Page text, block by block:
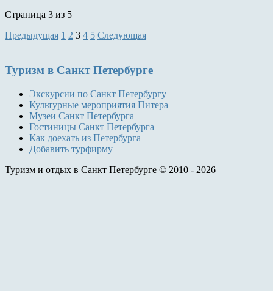
Страница 3 из 5
Предыдущая 1 2 3 4 5 Следующая
Туризм в Санкт Петербурге
Экскурсии по Санкт Петербургу
Культурные мероприятия Питера
Музеи Санкт Петербурга
Гостиницы Санкт Петербурга
Как доехать из Петербурга
Добавить турфирму
Туризм и отдых в Санкт Петербурге © 2010 - 2026